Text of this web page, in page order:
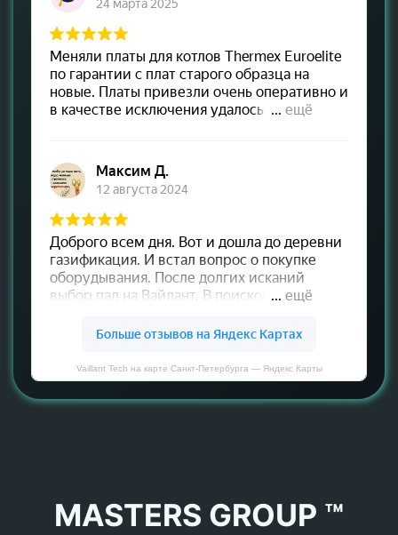
Vaillant Tech на карте Санкт‑Петербурга — Яндекс Карты
MASTERS GROUP ™